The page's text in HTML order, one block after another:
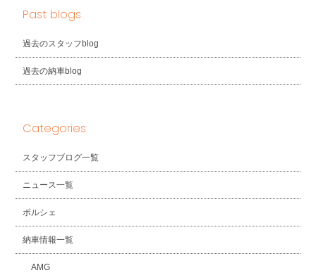
Past blogs
過去のスタッフblog
過去の納車blog
Categories
スタッフブログ一覧
ニュース一覧
ポルシェ
納車情報一覧
AMG